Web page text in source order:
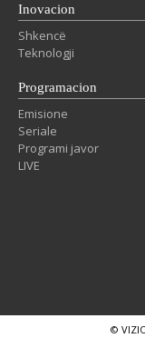
Inovacion
Shkencë
Teknologji
Programacion
Emisione
Seriale
Programi javor
LIVE
©